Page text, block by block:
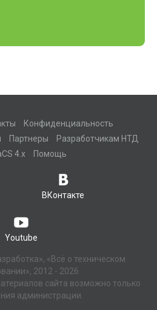
Конфиденциальность
Партнеры
Разработчикам НТД
4.x
Помощь
ВКонтакте
Youtube
«Всё о техническом
2012 - 2026
сайта возможно только
администрации.